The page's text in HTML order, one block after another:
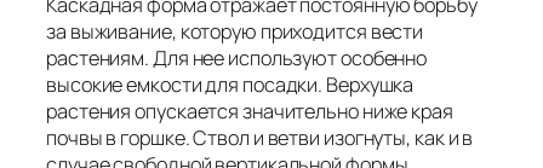
за выживание, которую приходится вести
растениям. Для нее используют особенно
высокие емкости для посадки. Верхушка
растения опускается значительно ниже края
почвы в горшке. Ствол и ветви изогнуты, как и в